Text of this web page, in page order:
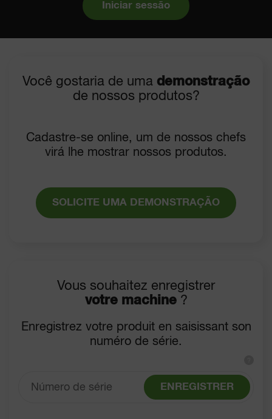
Iniciar sessão
Você gostaria de uma demonstração
de nossos produtos?
Cadastre-se online, um de nossos chefs
virá lhe mostrar nossos produtos.
SOLICITE UMA DEMONSTRAÇÃO
Vous souhaitez enregistrer
votre machine ?
Enregistrez votre produit en saisissant son
numéro de série.
ENREGISTRER